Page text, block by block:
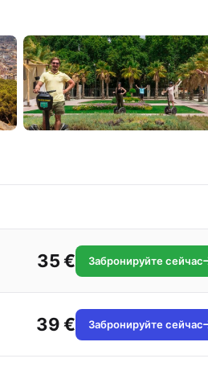
35 € Забронируйте сейчас
39 € Забронируйте сейчас